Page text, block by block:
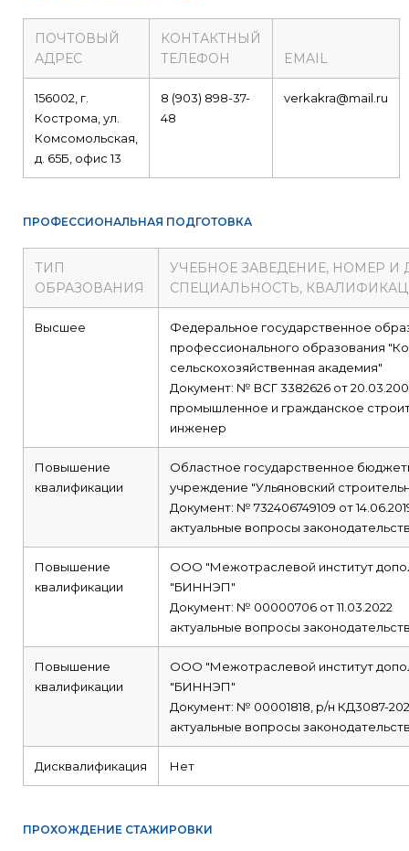
ПОЧТОВЫЙ
АДРЕС
КОНТАКТНЫЙ
ТЕЛЕФОН
EMAIL
156002, г.
Кострома, ул.
Комсомольская,
д. 65Б, офис 13
8 (903) 898-37-
48
verkakra@mail.ru
ПРОФЕССИОНАЛЬНАЯ ПОДГОТОВКА
ТИП
ОБРАЗОВАНИЯ
УЧЕБНОЕ ЗАВЕДЕНИЕ, НОМЕР
СПЕЦИАЛЬНОСТЬ,
Высшее
Федеральное государственное
профессионального образования
сельскохозяйственная академия"
Документ: № ВСГ 3382626 от
промышленное и гражданское
инженер
Повышение
квалификации
Областное государственное
учреждение "Ульяновский
Документ: № 732406749109 от
актуальные вопросы
Повышение
квалификации
ООО "Межотраслевой институт
"БИННЭП"
Документ: № 00000706 от 11.03.2022
актуальные вопросы
Повышение
квалификации
ООО "Межотраслевой институт
"БИННЭП"
Документ: № 00001818, р/н КД3087-
актуальные вопросы
Дисквалификация Нет
ПРОХОЖДЕНИЕ СТАЖИРОВКИ